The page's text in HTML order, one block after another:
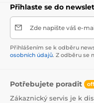
Přihlaste se do
Zde napište váš e-
Přihlášením se k odběru
osobních údajů. Z odběru se
Potřebujete poradit
Zákaznický servis je k